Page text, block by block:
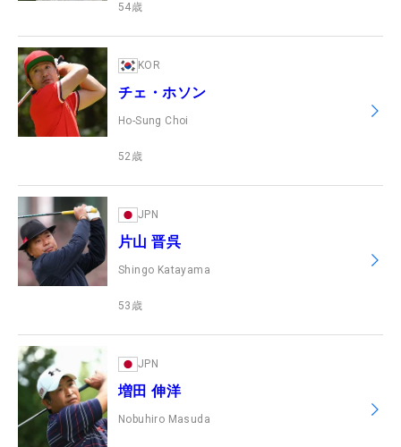
54歳
KOR
チェ・ホソン
Ho-Sung Choi
52歳
JPN
片山 晋呉
Shingo Katayama
53 歳
JPN
増田 伸洋
Nobuhiro Masuda